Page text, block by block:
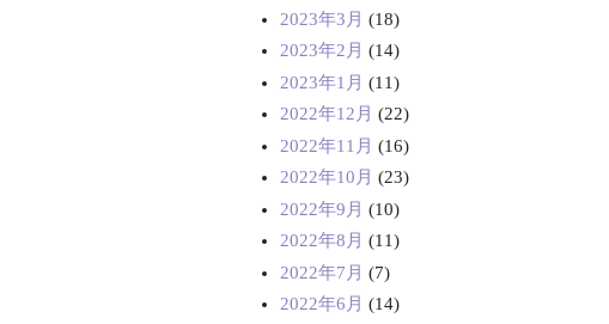
2023年3月 (18)
2023年2月 (14)
2023年1月 (11)
2022年12月 (22)
2022年11月 (16)
2022年10月 (23)
2022年9月 (10)
2022年8月 (11)
2022年7月 (7)
2022年6月 (14)